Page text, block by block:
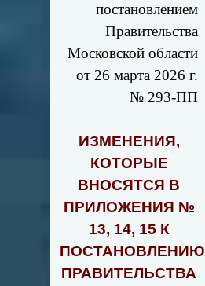
постановлением
Правительства
Московской области
от 26 марта 2026 г.
№ 293-ПП
ИЗМЕНЕНИЯ,
КОТОРЫЕ
ВНОСЯТСЯ В
ПРИЛОЖЕНИЯ №
13, 14, 15 К
ПОСТАНОВЛЕНИЮ
ПРАВИТЕЛЬСТВА